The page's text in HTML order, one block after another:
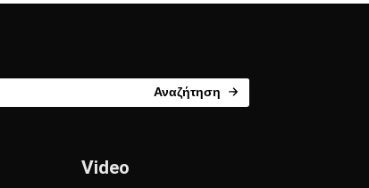
Αναζήτηση
Video